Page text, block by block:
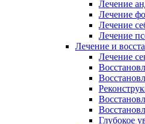
Лечение
Лечение
Лечение
Лечение
Лечение и
Лечение
Глубокое